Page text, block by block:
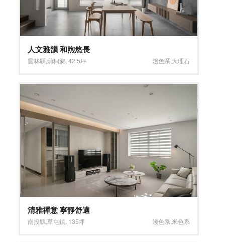
人文雅韻 和煦悠長
雲林縣,莿桐鄉 ,42.5坪 淺色系 大理石
清雅禪意 寧靜舒適
南投縣,草屯鎮 135坪 淺色系 米色系